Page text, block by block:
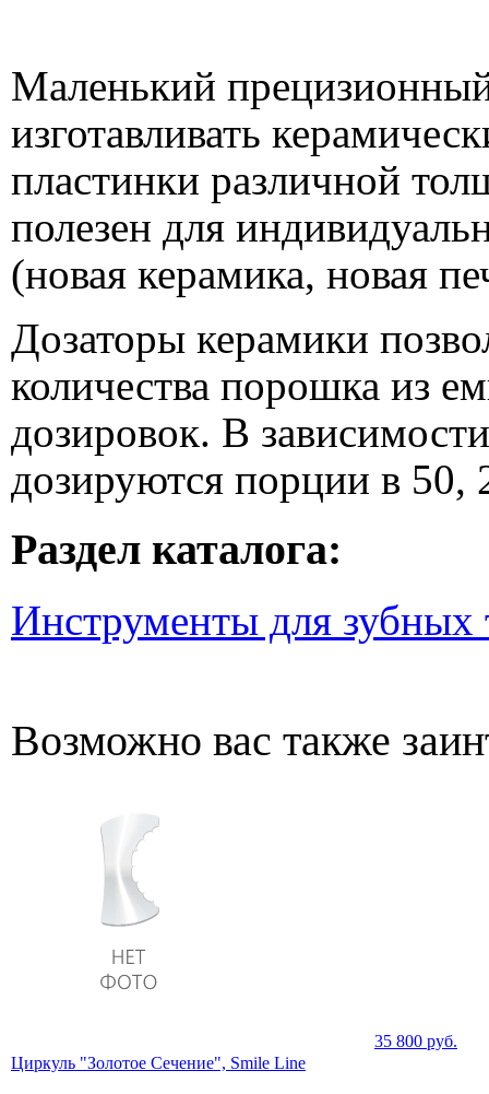
Маленький
изготавливать
пластинки различной
полезен для
(новая керамика, новая
Дозаторы керамики
количества порошка из
дозировок. В
дозируются порции в 50,
Раздел каталога:
Инструменты для зубных
Возможно вас также
35 800 руб.
Циркуль "Золотое Сечение", Smile Line